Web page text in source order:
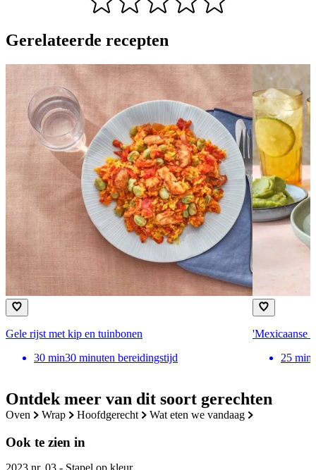
Ontdek meer van dit soort gerechten
oven wrap hoofdgerecht wat eten we vandaag
Ook te zien in
2023 nr. 03 - Stapel op kleur
Gerelateerde recepten
Gele rijst met kip en tuinbonen
30 min30 minuten bereidingstijd
'Mexicaanse
25 min